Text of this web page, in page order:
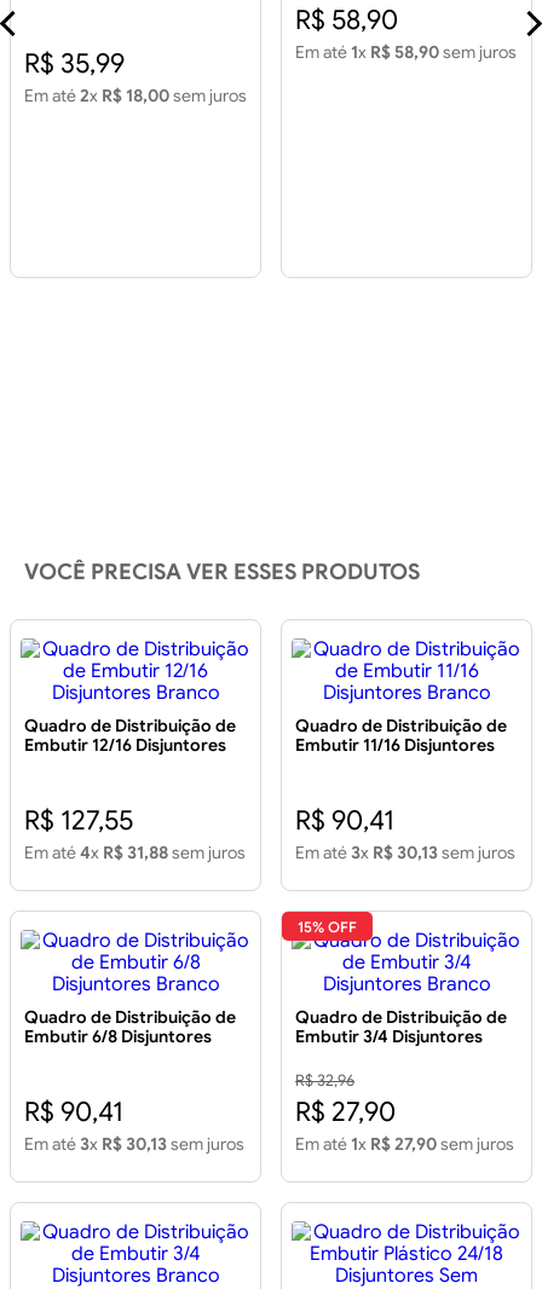
R$ 35,99
Em até2x R$ 18,00sem juros
R$ 58,90
Em até 1x R$ 58,90sem juros
VOCÊ PRECISA VER ESSES PRODUTOS
Quadro de Distribuição de
Embutir 12/16 Disjuntores
R$ 127,55
Em até4x R$ 31,88sem juros
Quadro de Distribuição de
Embutir 11/16 Disjuntores
R$ 90,41
Em até 3x R$ 30,13sem juros
Quadro de Distribuição de
Embutir 6/8 Disjuntores
R$ 90,41
Em até 3x R$ 30,13sem juros
15% OFF
Quadro de Distribuição de
Embutir 3/4 Disjuntores
R$ 32,96
R$ 27,90
Em até 1x R$ 27,90sem juros